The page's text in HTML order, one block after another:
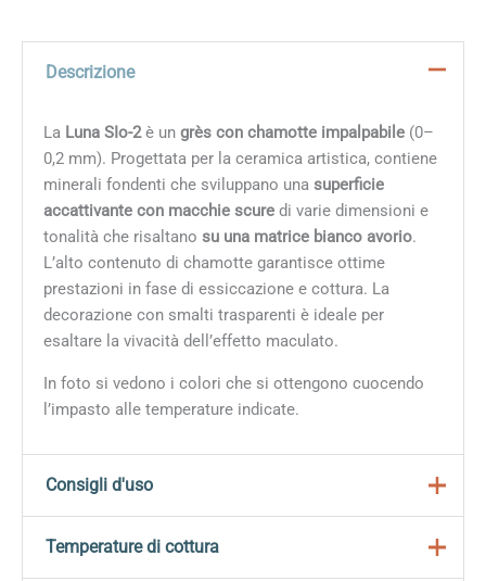
Descrizione
La Luna SIo-2è un grès con chamotte impalpabile(0–
0,2 mm). Progettata per la ceramica artistica, contiene
minerali fondenti che sviluppano una superficie
accattivante con macchie scuredi varie dimensioni e
tonalità che risaltano su una matrice bianco avorio.
L’alto contenuto di chamotte garantisce ottime
prestazioni in fase di essiccazione e cottura. La
decorazione con smalti trasparenti è ideale per
esaltare la vivacità dell’effetto maculato.
In foto si vedono i colori che si ottengono cuocendo
l’impasto alle temperature indicate.
Consigli d'uso
Ottime prestazioni in fase di essiccazione e cottura.
Temperature di cottura